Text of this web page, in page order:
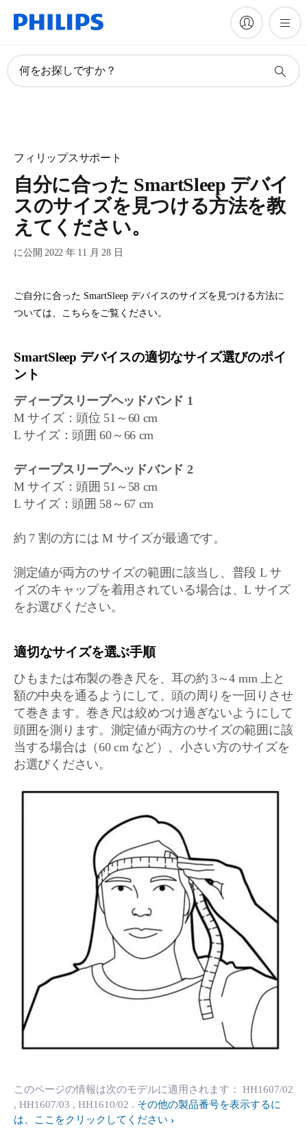
何をお探しですか？
フィリップスサポート
自分に合った SmartSleep デバイ
スのサイズを見つける方法を教
えてください。
に公開 2022 年 11 月 28 日
ご自分に合った SmartSleep デバイスのサイズを見つける方法に
ついては、こちらをご覧ください。
SmartSleep デバイスの適切なサイズ選びのポイ
ント
ディープスリープヘッドバンド 1
M サイズ：頭位 51～60 cm
L サイズ：頭囲 60～66 cm
ディープスリープヘッドバンド 2
M サイズ：頭囲 51～58 cm
L サイズ：頭囲 58～67 cm
約 7 割の方には M サイズが最適です。
測定値が両方のサイズの範囲に該当し、普段 L サ
イズのキャップを着用されている場合は、L サイズ
をお選びください。
適切なサイズを選ぶ手順
ひもまたは布製の巻き尺を、耳の約 3～4 mm 上と
額の中央を通るようにして、頭の周りを一回りさせ
て巻きます。巻き尺は絞めつけ過ぎないようにして
頭囲を測ります。測定値が両方のサイズの範囲に該
当する場合は（60 cm など）、小さい方のサイズを
お選びください。
このページの情報は次のモデルに適用されます： HH1607/02
, HH1607/03 , HH1610/02 . その他の製品番号を表示するに
は、ここをクリックしてください